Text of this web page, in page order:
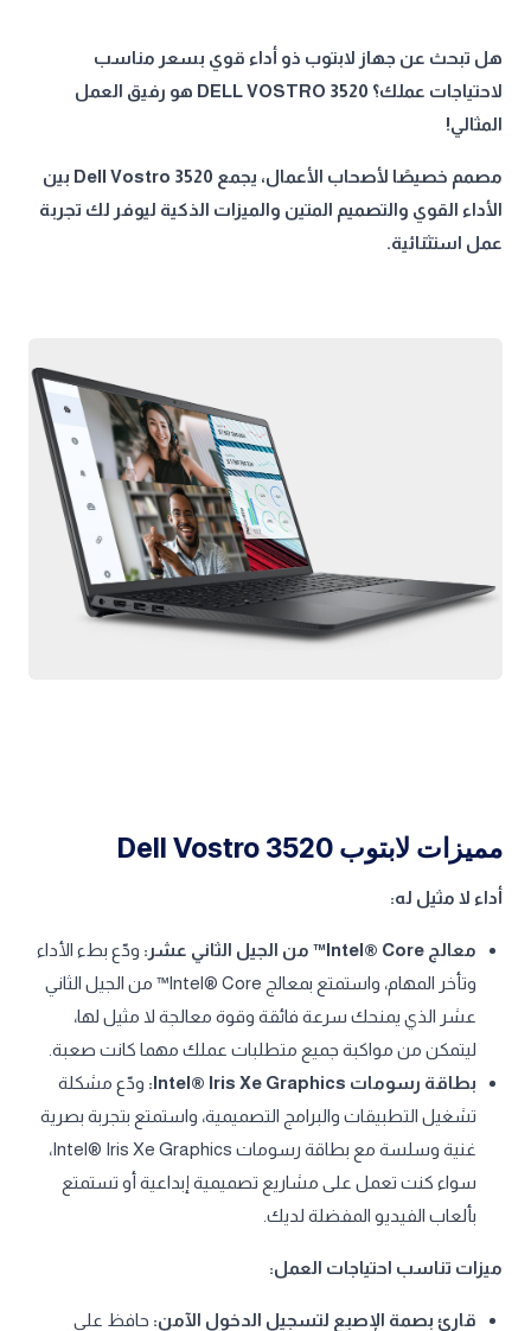
هل تبحث عن جهاز لابتوب ذو أداء قوي بسعر مناسب
لاحتياجات عملك؟ DELL VOSTRO 3520 هو رفيق العمل
المثالي!
مصمم خصيصًا لأصحاب الأعمال، يجمع Dell Vostro 3520 بين
الأداء القوي والتصميم المتين والميزات الذكية ليوفر لك تجربة
عمل استثنائية.
مميزات لابتوب Dell Vostro 3520
أداء لا مثيل له:
معالج Intel® Core™ من الجيل الثاني عشر:
ودّع بطء الأداء
وتأخر المهام، واستمتع بمعالج Intel® Core™ من الجيل الثاني
عشر الذي يمنحك سرعة فائقة وقوة معالجة لا مثيل لها،
ليتمكن من مواكبة جميع متطلبات عملك مهما كانت صعبة.
بطاقة رسومات Intel® Iris Xe Graphics:
ودّع مشكلة
تشغيل التطبيقات والبرامج التصميمية، واستمتع بتجربة بصرية
غنية وسلسة مع بطاقة رسومات Intel® Iris Xe Graphics،
سواء كنت تعمل على مشاريع تصميمية إبداعية أو تستمتع
بألعاب الفيديو المفضلة لديك.
ميزات تناسب احتياجات العمل:
قارئ بصمة الإصبع لتسجيل الدخول الآمن: حافظ على